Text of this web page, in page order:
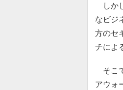
しか
なビジ
方のセ
チによ
そこ
アウォ